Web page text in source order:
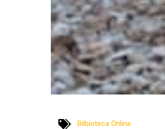
Bilbioteca Online